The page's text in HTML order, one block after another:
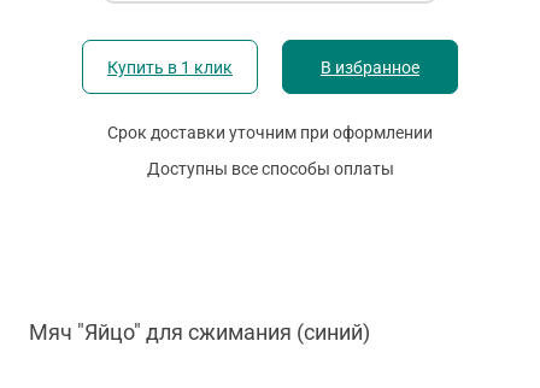
Купить в 1 клик В избранное
Срок доставки уточним при оформлении
Доступны все способы оплаты
Мяч "Яйцо" для сжимания (синий)